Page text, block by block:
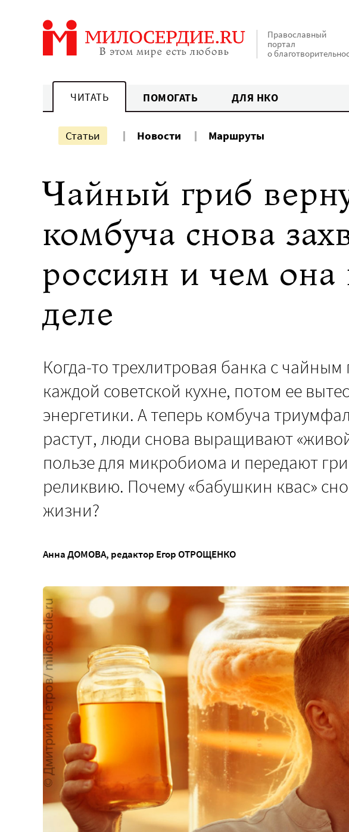
Православный
портал
о
ЧИТАТЬ ПОМОГАТЬ ДЛЯ НКО
Статьи Новости Маршруты
Чайный гриб
комбуча снова
россиян и чем
деле
Когда-то трехлитровая банка с
каждой советской кухне, потом ее
энергетики. А теперь комбуча
растут, люди снова выращивают
пользе для микробиома и передают
реликвию. Почему «бабушкин квас»
жизни?
Анна ДОМОВА, редактор Егор ОТРОЩЕНКО